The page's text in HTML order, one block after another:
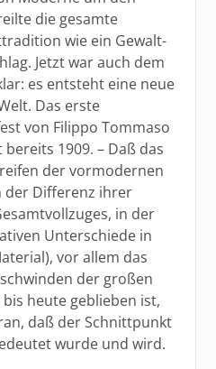
die gesamte
wie ein Gewalt-
Jetzt war auch dem
es entsteht eine neue
Das erste
von Filippo Tommaso
1909. – Daß das
der vormodernen
der Differenz ihrer
in der
Unterschiede in
vor allem das
der großen
heute geblieben ist,
daß der Schnittpunkt
wurde und wird.